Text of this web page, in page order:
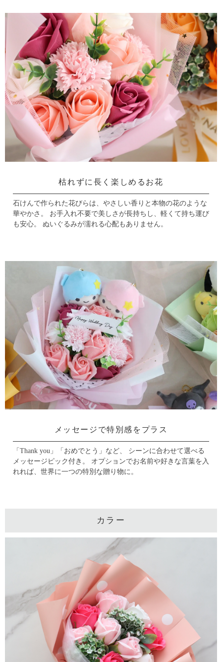
枯れずに長く楽しめるお花
石けんで作られた花びらは、やさしい香りと本物の花のような
華やかさ。
お手入れ不要で美しさが長持ちし、軽くて持ち運び
も安心。
ぬいぐるみが濡れる心配もありません。
メッセージで特別感をプラス
「Thank you」「おめでとう」など、 シーンに合わせて選べる
メッセージピック付き。
オプションでお名前や好きな言葉を入
れれば、世界に一つの特別な贈り物に。
カラー